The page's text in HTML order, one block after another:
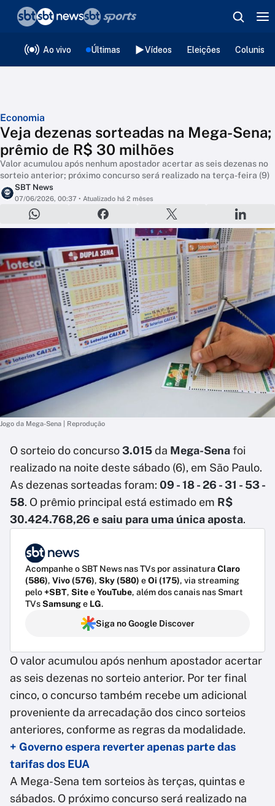
Ao vivo Últimas Vídeos Eleições
Economia
Veja dezenas sorteadas na Mega-Sena;
prêmio de R$ 30 milhões
Valor acumulou após nenhum apostador acertar as seis dezenas no
sorteio anterior; próximo concurso será realizado na terça-feira (9)
SBT News
07/06/2026, 00:37 • Atualizado há 2 mêses
Jogo da Mega-Sena | Reprodução
O sorteio do concurso3.015da Mega-Senafoi
realizado na noite deste sábado (6), em São Paulo.
As dezenas sorteadas foram: 09 - 18 - 26 - 31 - 53 -
58. O prêmio principal está estimado em R$
30.424.768,26 e saiu para uma única aposta.
Acompanhe o SBT News nas TVs por assinatura Claro
(586), Vivo (576), Sky (580) eOi (175), via streaming
pelo+SBT, SiteeYouTube, além dos canais nas Smart
TVsSamsunge LG.
Siga no Google Discover
O valor acumulou após nenhum apostador acertar
as seis dezenas no sorteio anterior. Por ter final
cinco, o concurso também recebe um adicional
proveniente da arrecadação dos cinco sorteios
anteriores, conforme as regras da modalidade.
+ Governo espera reverter apenas parte das
tarifas dos EUA
A Mega-Sena tem sorteios às terças, quintas e
sábados. O próximo concurso será realizado na
❮voltar
Editorias